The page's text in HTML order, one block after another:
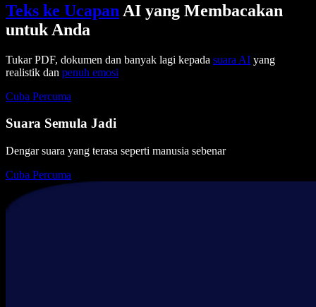
Teks ke Ucapan AI yang Membacakan
untuk Anda
Tukar PDF, dokumen dan banyak lagi kepada suara AI yang
realistik dan penuh emosi
Cuba Percuma
Suara Semula Jadi
Dengar suara yang terasa seperti manusia sebenar
Cuba Percuma